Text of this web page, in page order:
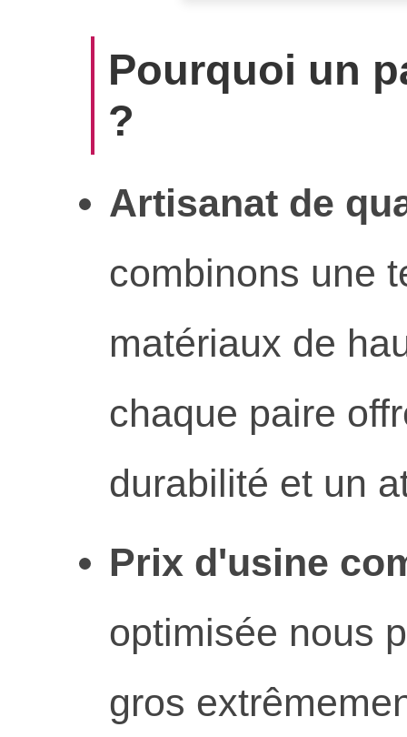
Pourquoi un
?
Artisanat de
combinons une
matériaux de
chaque paire
durabilité et un
Prix d'usine
optimisée nous
gros